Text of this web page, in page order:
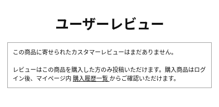
ユーザーレビュー
この商品に寄せられたカスタマーレビューはまだありません。
レビューはこの商品を購入した方のみ投稿いただけます。購入商品はログ
イン後、マイページ内 購入履歴一覧 からご確認いただけます。